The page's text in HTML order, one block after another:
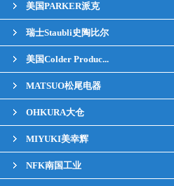
美国PARKER派克
瑞士Staubli史陶比尔
美国Colder Produc...
MATSUO松尾电器
OHKURA大仓
MIYUKI美幸辉
NFK南国工业